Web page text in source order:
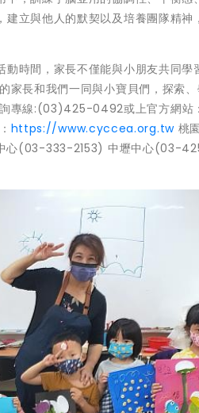
立與他人的默契以及培養團隊精
時間，家長不僅能與小朋友共同
家長和我們一同與小寶貝們，探索
詢專線:(03)425-0492或上官方
https://www.cyccea.org.tw 桃
中心(03-333-2153) 中壢中心(03-